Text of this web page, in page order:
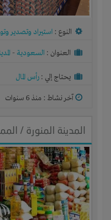
النوع : استيراد وتصدير
العنوان : السعودية -
يحتاج إلي : رأس المال
آخر نشاط : منذ 6 سنوات
المدينة المنورة /